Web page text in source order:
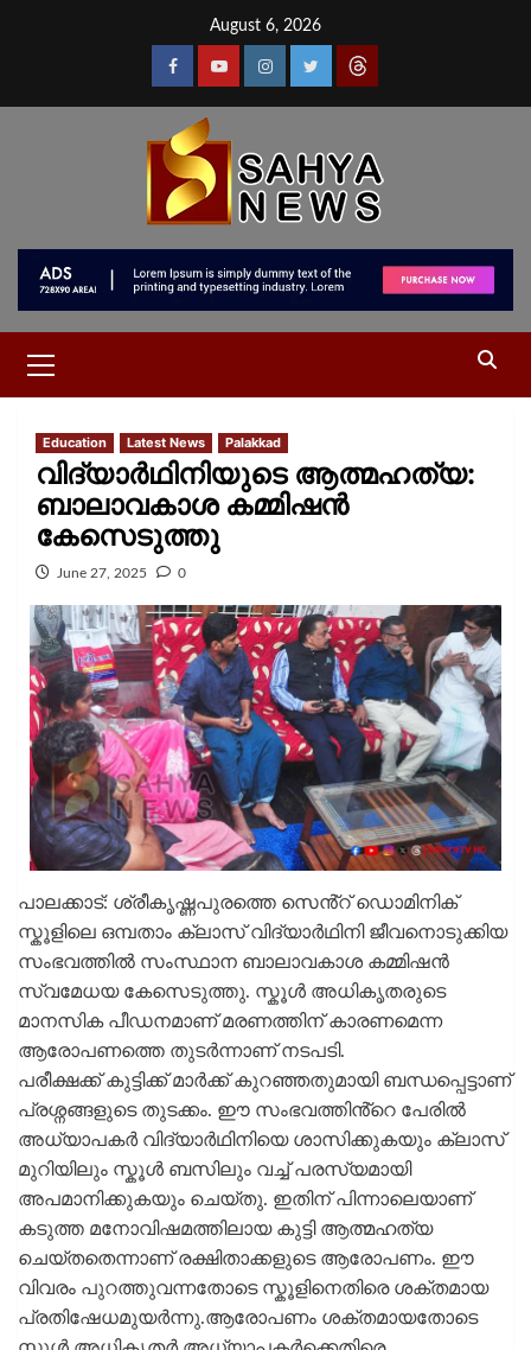
August 6, 2026
Education Latest News Palakkad
വിദ്യാർഥിനിയുടെ ആത്മഹത്യ:
ബാലാവകാശ കമ്മിഷൻ
കേസെടുത്തു
June 27, 2025 0
പാലക്കാട്: ശ്രീകൃഷ്ണപുരത്തെ സെൻ്റ് ഡൊമിനിക്
സ്കൂളിലെ ഒമ്പതാം ക്ലാസ് വിദ്യാർഥിനി ജീവനൊടുക്കിയ
സംഭവത്തിൽ സംസ്ഥാന ബാലാവകാശ കമ്മിഷൻ
സ്വമേധയ കേസെടുത്തു. സ്കൂൾ അധികൃതരുടെ
മാനസിക പീഡനമാണ് മരണത്തിന് കാരണമെന്ന
ആരോപണത്തെ തുടർന്നാണ് നടപടി.
പരീക്ഷക്ക് കുട്ടിക്ക് മാർക്ക് കുറഞ്ഞതുമായി ബന്ധപ്പെട്ടാണ്
പ്രശ്നങ്ങളുടെ തുടക്കം. ഈ സംഭവത്തിൻ്റെ പേരിൽ
അധ്യാപകർ വിദ്യാർഥിനിയെ ശാസിക്കുകയും ക്ലാസ്
മുറിയിലും സ്കൂൾ ബസിലും വച്ച് പരസ്യമായി
അപമാനിക്കുകയും ചെയ്തു. ഇതിന് പിന്നാലെയാണ്
കടുത്ത മനോവിഷമത്തിലായ കുട്ടി ആത്മഹത്യ
ചെയ്തതെന്നാണ് രക്ഷിതാക്കളുടെ ആരോപണം. ഈ
വിവരം പുറത്തുവന്നതോടെ സ്കൂളിനെതിരെ ശക്തമായ
പ്രതിഷേധമുയർന്നു.ആരോപണം ശക്തമായതോടെ